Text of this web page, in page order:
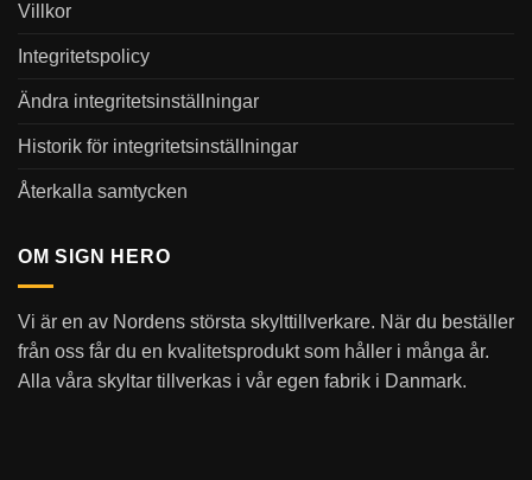
Villkor
Integritetspolicy
Ändra integritetsinställningar
Historik för integritetsinställningar
Återkalla samtycken
OM SIGN HERO
Vi är en av Nordens största skylttillverkare. När du beställer
från oss får du en kvalitetsprodukt som håller i många år.
Alla våra skyltar tillverkas i vår egen fabrik i Danmark.